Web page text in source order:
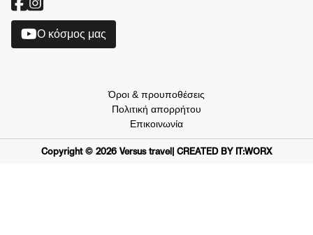
O κόσμος μας
Όροι & προυποθέσεις
Πολιτική απορρήτου
Επικοινωνία
Copyright © 2026 Versus travel| CREATED BY IT:WORX